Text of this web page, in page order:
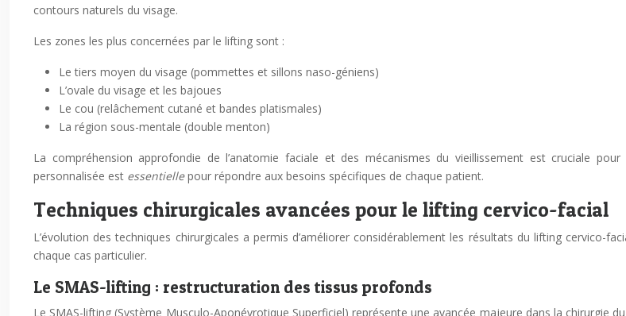
contours naturels du visage.
Les zones les plus concernées par le lifting sont :
Le tiers moyen du visage (pommettes et sillons naso-géniens)
L’ovale du visage et les bajoues
Le cou (relâchement cutané et bandes platismales)
La région sous-mentale (double menton)
La compréhension approfondie de l’anatomie faciale et des mécanismes du vieillissement est cruciale
personnalisée est essentiellepour répondre aux besoins spécifiques de chaque patient.
Techniques chirurgicales avancées pour le lifting cervico-facial
L’évolution des techniques chirurgicales a permis d’améliorer considérablement les résultats du lifting cervico-
chaque cas particulier.
Le SMAS-lifting : restructuration des tissus profonds
Le SMAS-lifting (Système Musculo-Aponévrotique Superficiel) représente une avancée majeure dans la chirurgie